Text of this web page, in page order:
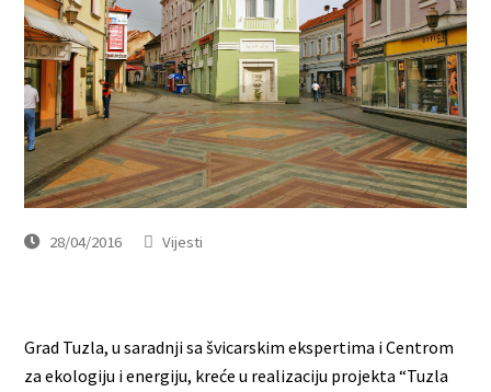
28/04/2016 Vijesti
Grad Tuzla, u saradnji sa švicarskim ekspertima i Centrom
za ekologiju i energiju, kreće u realizaciju projekta “Tuzla